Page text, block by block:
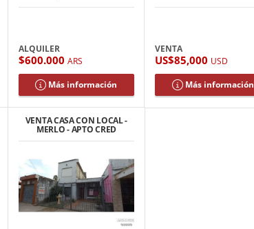
ALQUILER
$600.000 ARS
Más información
VENTA
US$85,000 USD
Más información
VENTA CASA CON LOCAL -
MERLO - APTO CRED
HIPTCRIO